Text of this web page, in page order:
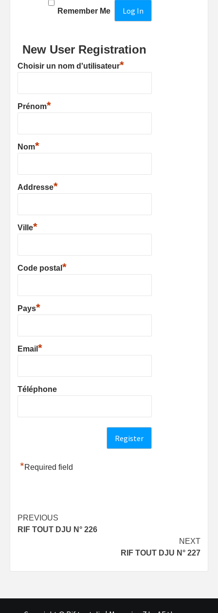
Remember Me
New User Registration
Choisir un nom d'utilisateur*
Prénom*
Nom*
Addresse*
Ville*
Code postal *
Pays*
Email *
Téléphone
*Required field
Post
navigation
PREVIOUS
RIF TOUT DJU N° 226
NEXT
RIF TOUT DJU N° 227